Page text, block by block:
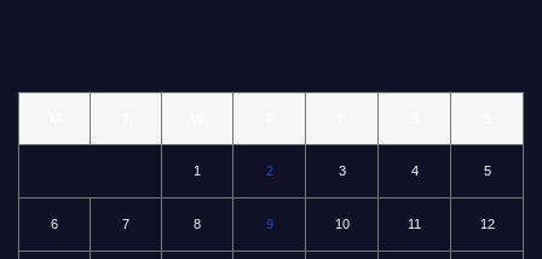
1 2 3 4 5
6 7 8 9 10 11 12